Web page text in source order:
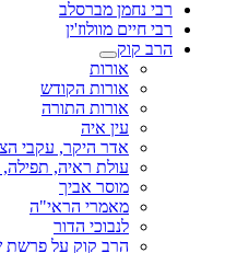
רבי נחמן מברסלב
רבי חיים מוולוז'ין
הרב קוק
אורות
אורות הקודש
אורות התורה
עין איה
אדר היקר, עקבי
עולת ראיה,
מוסר אביך
מאמרי הראי"ה
לנבוכי הדור
הרב קוק על פרשת